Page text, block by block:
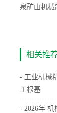
泉矿山机
相关推
- 工业机械
工根基
- 2026年